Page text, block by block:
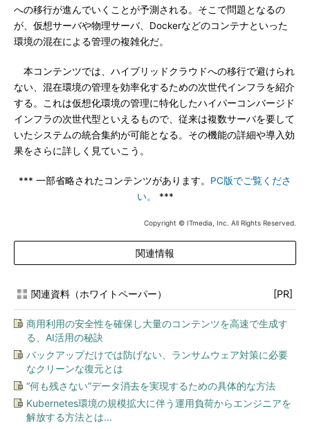
への移行が進んでいくことが予測される。そこで問題となるの
が、仮想サーバや物理サーバ、Dockerなどのコンテナといった
環境の混在による管理の複雑化だ。
本コンテンツでは、ハイブリッドクラウドへの移行で避けられ
ない、混在環境の管理を効率化するための次世代インフラを紹介
する。これは仮想化環境の管理に特化したハイパーコンバージド
インフラの次世代型といえるもので、従来は複数サーバを要して
いたシステムの統合集約が可能となる。その機能の詳細や導入効
果をさらに詳しく見ていこう。
*** 一部省略されたコンテンツがあります。 PC版でご覧くださ
い。
***
Copyright © ITmedia, Inc. All Rights Reserved.
関連情報
関連資料（ホワイトペーパー） [PR]
商用利用の安全性を確保し大量のコンテンツを高速で生成す
る、AI活用の秘訣
バックアップだけでは防げない、ランサムウェア対策に必要
なクリーンな復元とは
“何も残さない”データ消去を実現するための具体的な方法
Kubernetes環境の規模拡大に伴う運用負荷からエンジニアを
解放する方法とは...